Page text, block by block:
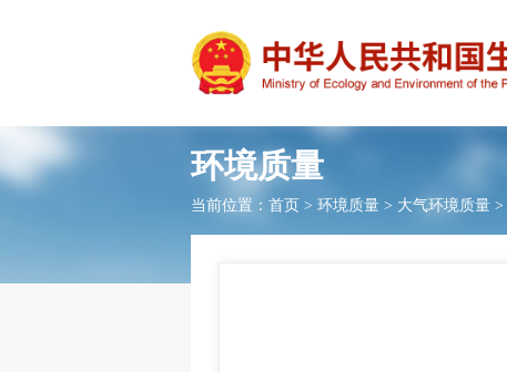
环境质量
当前位置： 首页 > 环境质量 > 大气环境质量 >